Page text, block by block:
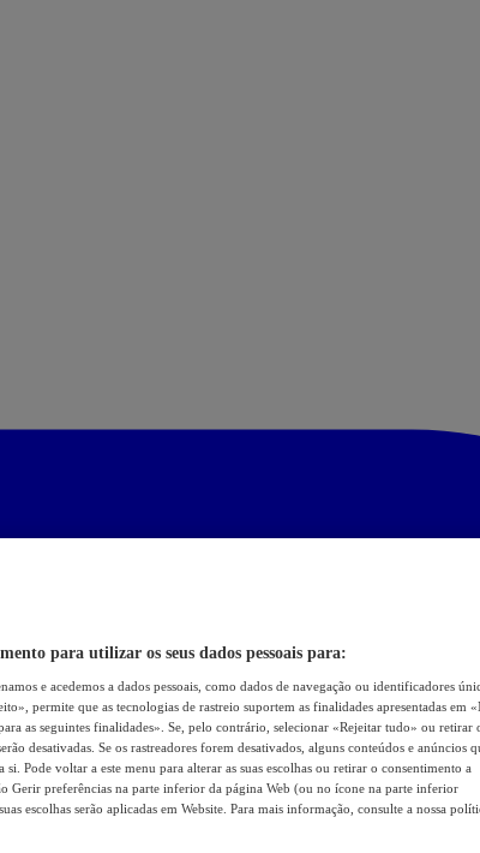
para utilizar os seus dados pessoais para:
e acedemos a dados pessoais, como dados de navegação ou identificadores
permite que as tecnologias de rastreio suportem as finalidades apresentadas em
as seguintes finalidades». Se, pelo contrário, selecionar «Rejeitar tudo» ou retirar
desativadas. Se os rastreadores forem desativados, alguns conteúdos e anúncios
si. Pode voltar a este menu para alterar as suas escolhas ou retirar o consentimento a
Gerir preferências na parte inferior da página Web (ou no ícone na parte inferior
escolhas serão aplicadas em Website. Para mais informação, consulte a nossa